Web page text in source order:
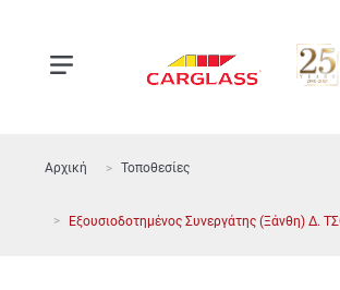
Αρχική Τοποθεσίες
Εξουσιοδοτημένος Συνεργάτης (Ξάνθη) Δ.